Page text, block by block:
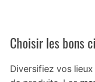
Choisir les bons
Diversifiez vos